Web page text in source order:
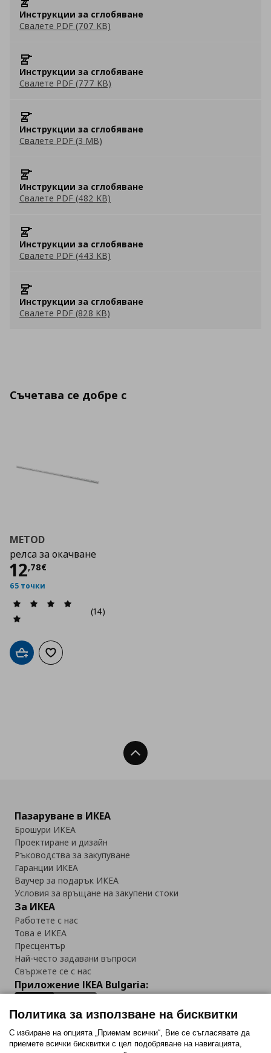
Инструкции за сглобяване
Свалете PDF (707 KB)
Инструкции за сглобяване
Свалете PDF (777 KB)
Инструкции за сглобяване
Свалете PDF (3 MB)
Инструкции за сглобяване
Свалете PDF (482 KB)
Инструкции за сглобяване
Свалете PDF (443 KB)
Инструкции за сглобяване
Свалете PDF (828 KB)
Съчетава се добре с
METOD
релса за окачване
12,78€
Цена
65 точки
(14)
Добави в кошницата
Добави към списъка с любими
Нагоре
Пазаруване в ИКЕА
Брошури ИКЕА
Проектиране и дизайн
Ръководства за закупуване
Гаранции ИКЕА
Ваучер за подарък ИКЕА
Условия за връщане на закупени стоки
За ИКЕА
Работете с нас
Това е ИКЕА
Пресцентър
Най-често задавани въпроси
Свържете се с нас
Приложение IKEA Bulgaria:
Последвайте ни:
Политика за използване на бисквитки
С избиране на опцията „Приемам всички“, Вие се съгласявате да
приемете всички бисквитки с цел подобряване на навигацията,